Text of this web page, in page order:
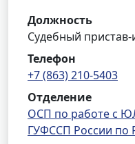
Должность
Судебный
Телефон
+7 (863) 210-5403
Отделение
ОСП по работе с
ГУФССП России по